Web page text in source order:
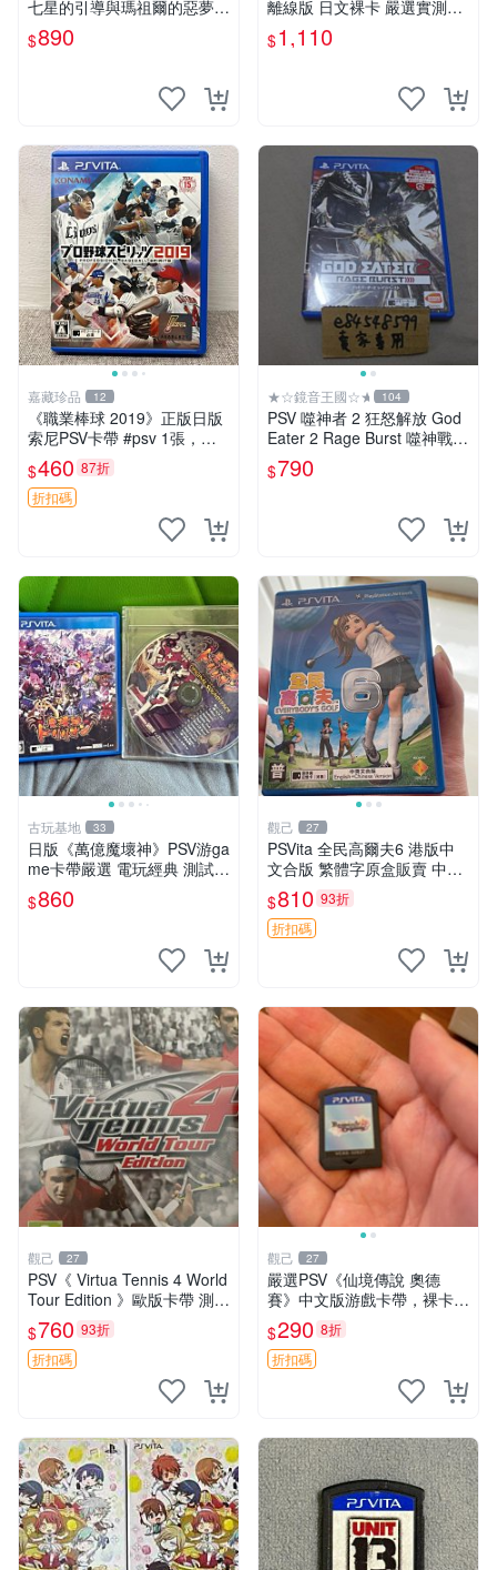
七星的引導與瑪祖爾的惡夢
產子救世錄2 日版日文版 純
日版 二手良品
$890
離線版 日文裸卡 嚴選實測無
誤 正規索尼平臺專用 卡帶限
量出售 不退不換 天空的浪潮
$1,110
嘉藏珍品 12
《職業棒球 2019》正版日版
索尼PSV卡帶 #psv 1張，同
時購第二張起可減張， 成色
如圖，原相機拍攝，一卡一
拍，因相機，光線環境等因
$460 87折
折扣碼
★☆鏡音王國☆★ 104
PSV 噬神者 2 狂怒解放 God
Eater 2 Rage Burst 噬神戰士
2 純日版 二手良品
$790
古玩基地 33
日版《萬億魔壞神》PSV游ga
me卡帶嚴選 電玩經典 測試正
常 完整遊戲內容 附贈未拆封
音樂CD 萬億魔壞神 PSV 游g
$860
觀己 27
PSVita 全民高爾夫6 港版中
文合版 繁體字原盒販賣 中古
遊戲嚴選 高爾夫模擬 體感遊
玩 輕鬆娛樂
$810 93折
折扣碼
觀己 27
PSV《 Virtua Tennis 4 World
Tour Edition 》歐版卡帶 測試
無誤 電競推薦 網球遊戲 全新
包裝 可即發 輕松網球樂趣
$760 93折
折扣碼
觀己 27
嚴選PSV《仙境傳說 奧德
賽》中文版游戲卡帶，裸卡成
色極佳，無劃痕，運行順暢，
支持PSV主機。 仙境傳說 奧
德賽 PSV 游戲卡
$290 8折
折扣碼